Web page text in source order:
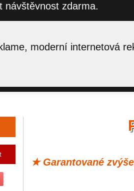
návštěvnost zdarma.
moderní internetová
★ Garantované